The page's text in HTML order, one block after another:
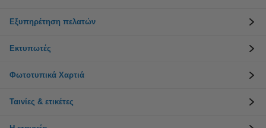
Εξυπηρέτηση πελατών
Εκτυπωτές
Φωτοτυπικά Χαρτιά
Ταινίες & ετικέτες